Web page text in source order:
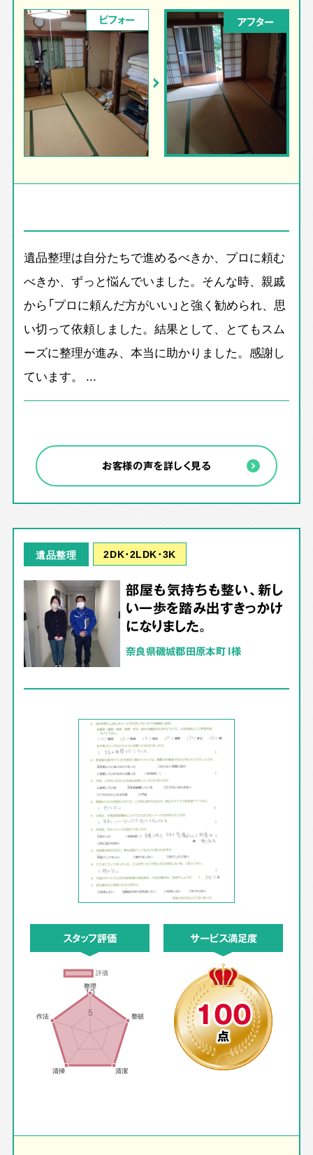
ビフォー アフター
遺品整理は自分たちで進めるべきか、プロに頼む
べきか、ずっと悩んでいました。そんな時、親戚
から「プロに頼んだ方がいい」と強く勧められ、思
い切って依頼しました。結果として、とてもスム
ーズに整理が進み、本当に助かりました。感謝し
ています。 ...
お客様の声を詳しく見る
遺品整理 2DK･2LDK･3K
部屋も気持ちも整い、新し
い一歩を踏み出すきっかけ
になりました。
奈良県磯城郡田原本町 I様
スタッフ評価 サービス満足度
100
点